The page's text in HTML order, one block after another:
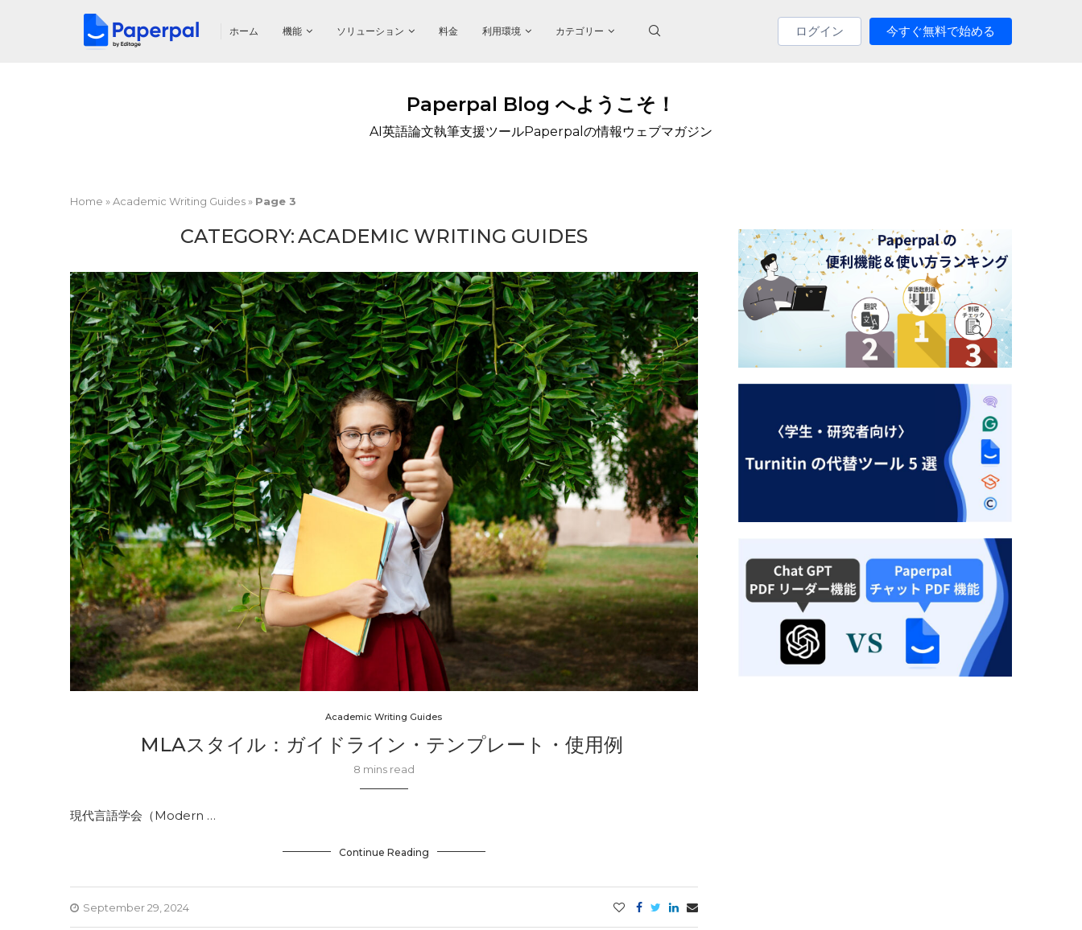
ホーム 機能 ソリューション 料金 利用環境 カテゴリー ログイン 今すぐ無料で始める
Paperpal Blog へようこそ！
AI英語論文執筆支援ツールPaperpalの情報ウェブマガジン
Home »Academic Writing Guides » Page 3
CATEGORY:ACADEMIC WRITING GUIDES
Academic Writing Guides
MLAスタイル：ガイドライン・テンプレート・使用例
8 mins read
現代言語学会（Modern …
Continue Reading
September 29, 2024